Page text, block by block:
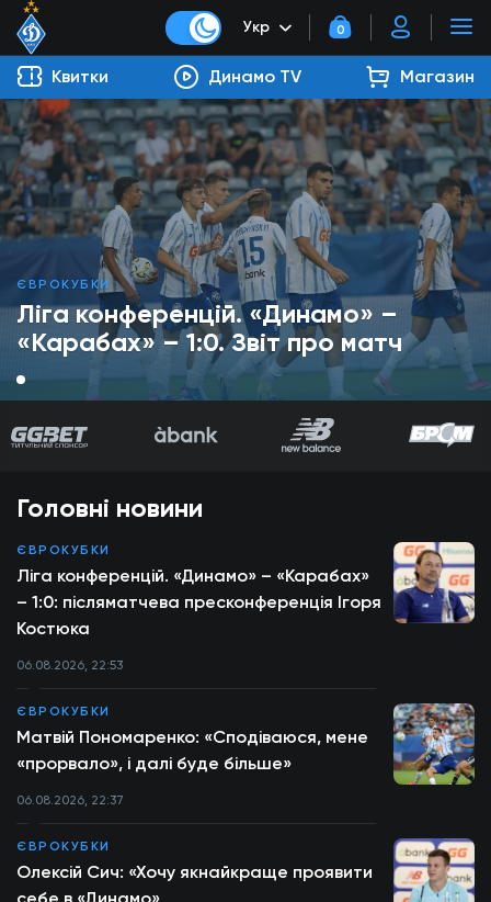
Укр 0
Квитки Динамо TV Магазин
ЄВРОКУБКИ
Ліга конференцій. «Динамо» –
«Карабах» – 1:0. Звіт про матч
Головні новини
ЄВРОКУБКИ
Ліга конференцій. «Динамо» – «Карабах»
– 1:0: післяматчева пресконференція Ігоря
Костюка
06.08.2026, 22:53
ЄВРОКУБКИ
Матвій Пономаренко: «Сподіваюся, мене
«прорвало», і далі буде більше»
06.08.2026, 22:37
ЄВРОКУБКИ
Олексій Сич: «Хочу якнайкраще проявити